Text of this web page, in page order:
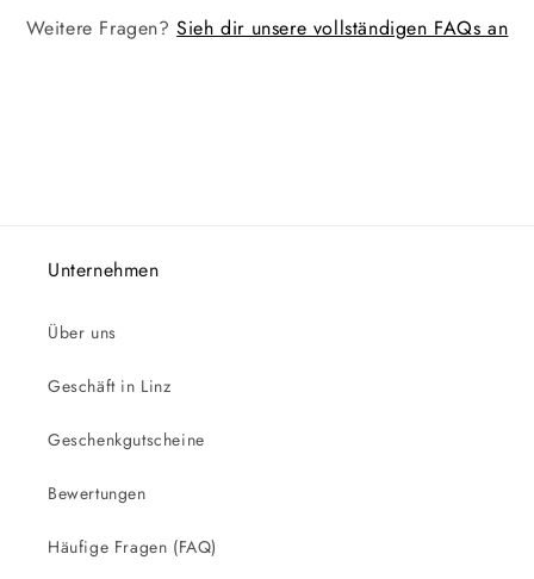
Weitere Fragen?Sieh dir unsere vollständigen FAQs an
Unternehmen
Über uns
Geschäft in Linz
Geschenkgutscheine
Bewertungen
Häufige Fragen (FAQ)